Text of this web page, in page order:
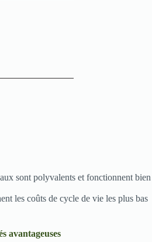
sont polyvalents et fonctionnent bien
les coûts de cycle de vie les plus bas
avantageuses